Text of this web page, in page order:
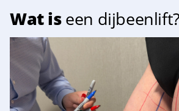
Wat iseen dijbeenlift?